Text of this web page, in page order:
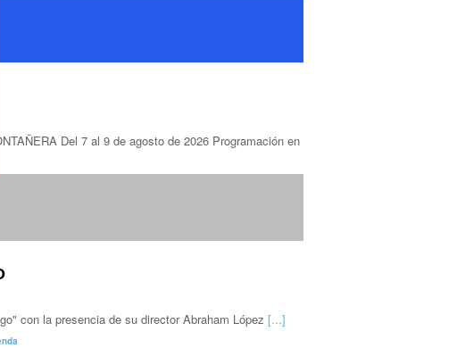
Del 7 al 9 de agosto de 2026 Programación en
con la presencia de su director Abraham López [...]